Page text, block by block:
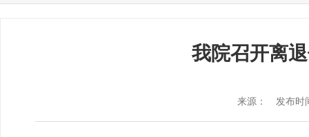
我院召开离
来源： 发布时